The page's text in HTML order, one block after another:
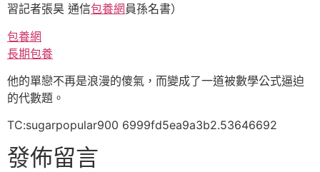
習記者張昊 通信包養網 員孫名書）
包養網
長期包養
他的單戀不再是浪漫的傻氣，而變成了一道被數學公式逼迫
的代數題。
TC:sugarpopular900 6999fd5ea9a3b2.53646692
發佈留言